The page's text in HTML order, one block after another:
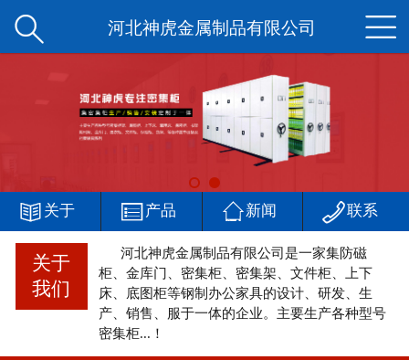
网站首页
产品中心
新闻中心
客户案例
厂区一角
在线留言
河北神虎金属制品有限公司 

 关于  产品 新闻 联系
关于
我们
河北神虎金属制品有限公司是一家集防磁
柜、金库门、密集柜、密集架、文件柜、上下
床、底图柜等钢制办公家具的设计、研发、生
产、销售、服于一体的企业。主要生产各种型号
密集柜...！